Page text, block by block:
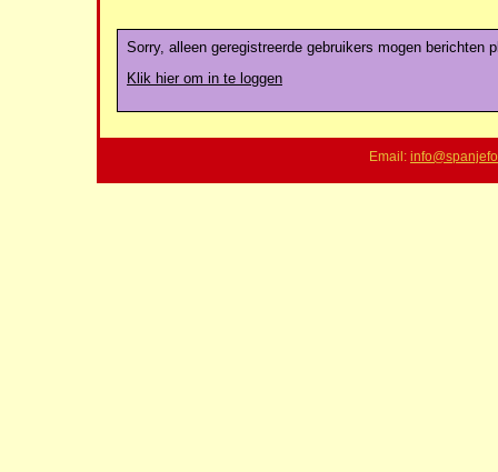
Sorry, alleen geregistreerde gebruikers mogen berichten
Klik hier om in te loggen
Email: